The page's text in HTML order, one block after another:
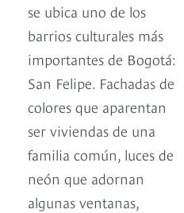
se ubica uno de los
barrios culturales más
importantes de Bogotá:
San Felipe. Fachadas de
colores que aparentan
ser viviendas de una
familia común, luces de
neón que adornan
algunas ventanas,